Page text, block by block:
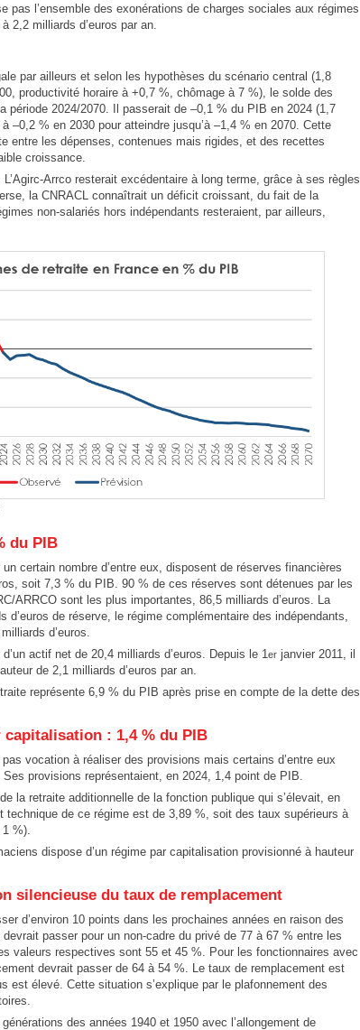
pas l’ensemble des exonérations de charges sociales aux régimes
2,2 milliards d’euros par an.
par ailleurs et selon les hypothèses du scénario central (1,8
productivité horaire à +0,7 %, chômage à 7 %), le solde des
période 2024/2070. Il passerait de –0,1 % du PIB en 2024 (1,7
–0,2 % en 2030 pour atteindre jusqu’à –1,4 % en 2070. Cette
entre les dépenses, contenues mais rigides, et des recettes
croissance.
Arrco resterait excédentaire à long terme, grâce à ses règles
la CNRACL connaîtrait un déficit croissant, du fait de la
non-salariés hors indépendants resteraient, par ailleurs,
du PIB
certain nombre d’entre eux, disposent de réserves financières
soit 7,3 % du PIB. 90 % de ces réserves sont détenues par les
ARRCO sont les plus importantes, 86,5 milliards d’euros. La
d’euros de réserve, le régime complémentaire des indépendants,
d’euros.
actif net de 20,4 milliards d’euros. Depuis le 1er janvier 2011, il
de 2,1 milliards d’euros par an.
représente 6,9 % du PIB après prise en compte de la dette des
: 1,4 % du PIB
vocation à réaliser des provisions mais certains d’entre eux
provisions représentaient, en 2024, 1,4 point de PIB.
la retraite additionnelle de la fonction publique qui s’élevait, en
technique de ce régime est de 3,89 %, soit des taux supérieurs à
%).
dispose d’un régime par capitalisation provisionné à hauteur
silencieuse du taux de remplacement
d’environ 10 points dans les prochaines années en raison des
passer pour un non-cadre du privé de 77 à 67 % entre les
valeurs respectives sont 55 et 45 %. Pour les fonctionnaires avec
devrait passer de 64 à 54 %. Le taux de remplacement est
est élevé. Cette situation s’explique par le plafonnement des
des années 1940 et 1950 avec l’allongement de